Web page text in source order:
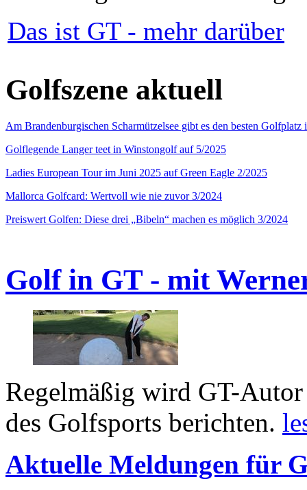
Das ist GT - mehr darüber
Golfszene aktuell
Am Brandenburgischen Scharmützelsee gibt es den besten
Golflegende Langer teet in Winstongolf auf 5/2025
Ladies European Tour im Juni 2025 auf Green Eagle 2/2025
Mallorca Golfcard: Wertvoll wie nie zuvor 3/2024
Preiswert Golfen: Diese drei „Bibeln“ machen es möglich 3/2024
Golf in GT - mit
Regelmäßig wird GT-
des Golfsports berichten.
Aktuelle Meldungen für